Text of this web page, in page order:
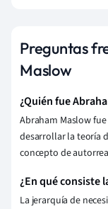
Preguntas
Maslow
¿Quién fue
Abraham Maslow
desarrollar la teoría
concepto de
¿En qué consiste
La jerarquía de